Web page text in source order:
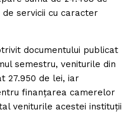
servicii cu caracter
documentului publicat
semestru, veniturile din
27.950 de lei, iar
finanţarea camerelor
veniturile acestei instituţii